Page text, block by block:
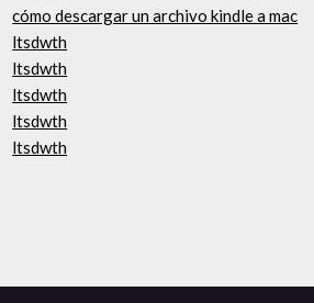
cómo descargar un archivo kindle a mac
ltsdwth
ltsdwth
ltsdwth
ltsdwth
ltsdwth